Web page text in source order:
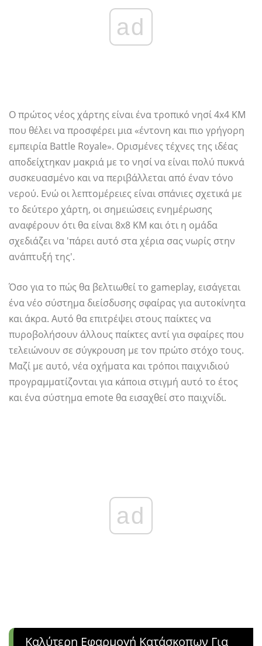
ad
Ο πρώτος νέος χάρτης είναι ένα τροπικό νησί 4x4 KM
που θέλει να προσφέρει μια «έντονη και πιο γρήγορη
εμπειρία Battle Royale». Ορισμένες τέχνες της ιδέας
αποδείχτηκαν μακριά με το νησί να είναι πολύ πυκνά
συσκευασμένο και να περιβάλλεται από έναν τόνο
νερού. Ενώ οι λεπτομέρειες είναι σπάνιες σχετικά με
το δεύτερο χάρτη, οι σημειώσεις ενημέρωσης
αναφέρουν ότι θα είναι 8x8 KM και ότι η ομάδα
σχεδιάζει να 'πάρει αυτό στα χέρια σας νωρίς στην
ανάπτυξή της'.
Όσο για το πώς θα βελτιωθεί το gameplay, εισάγεται
ένα νέο σύστημα διείσδυσης σφαίρας για αυτοκίνητα
και άκρα. Αυτό θα επιτρέψει στους παίκτες να
πυροβολήσουν άλλους παίκτες αντί για σφαίρες που
τελειώνουν σε σύγκρουση με τον πρώτο στόχο τους.
Μαζί με αυτό, νέα οχήματα και τρόποι παιχνιδιού
προγραμματίζονται για κάποια στιγμή αυτό το έτος
και ένα σύστημα emote θα εισαχθεί στο παιχνίδι.
ad
Καλύτερη Εφαρμογή Κατάσκοπων Για